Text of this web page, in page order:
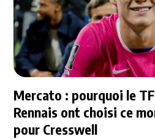
Mercato : pourquoi le
Rennais ont choisi ce
pour Cresswell